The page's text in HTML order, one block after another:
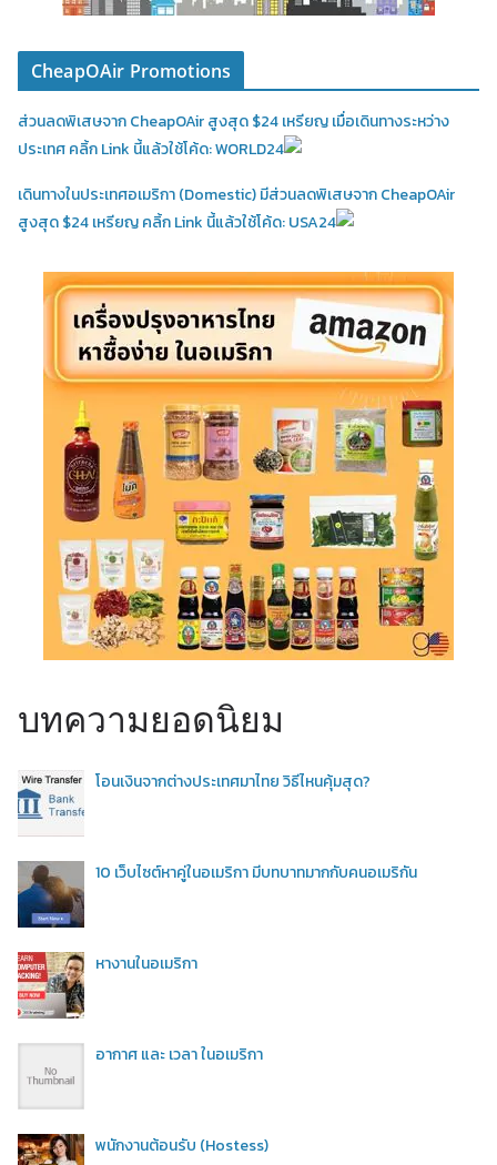
CheapOAir Promotions
ส่วนลดพิเสษจาก CheapOAir สูงสุด $24 เหรียญ เมื่อเดินทางระหว่าง
ประเทศ คลิ้ก Link นี้แล้วใช้โค้ด: WORLD24
เดินทางในประเทศอเมริกา (Domestic)มีส่วนลดพิเสษจาก CheapOAir
สูงสุด $24 เหรียญ คลิ้ก Link นี้แล้วใช้โค้ด: USA24
บทความยอดนิยม
โอนเงินจากต่างประเทศมาไทย วิธีไหนคุ้มสุด?
10 เว็บไซต์หาคู่ในอเมริกา มีบทบาทมากกับคนอเมริกัน
หางานในอเมริกา
อากาศ และ เวลา ในอเมริกา
พนักงานต้อนรับ (Hostess)